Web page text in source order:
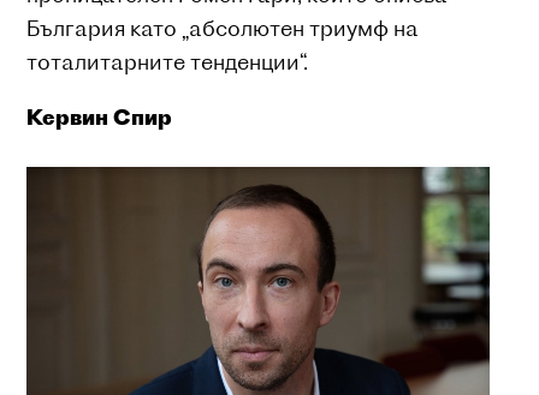
България като „абсолютен триумф на
тоталитарните тенденции“.
Кервин Спир